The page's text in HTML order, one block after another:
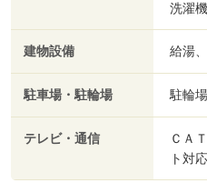
洗濯
建物設備 給湯
駐車場・駐輪場 駐輪
テレビ・通信
ＣＡ
ト対応